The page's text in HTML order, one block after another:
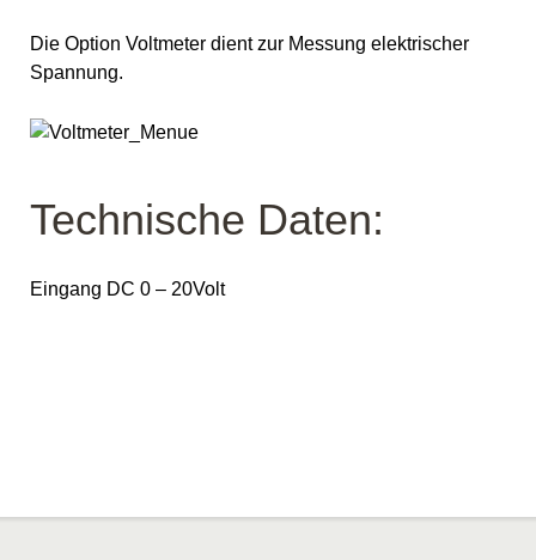
Die Option Voltmeter dient zur Messung elektrischer
Spannung.
Technische Daten:
Eingang DC 0 – 20Volt